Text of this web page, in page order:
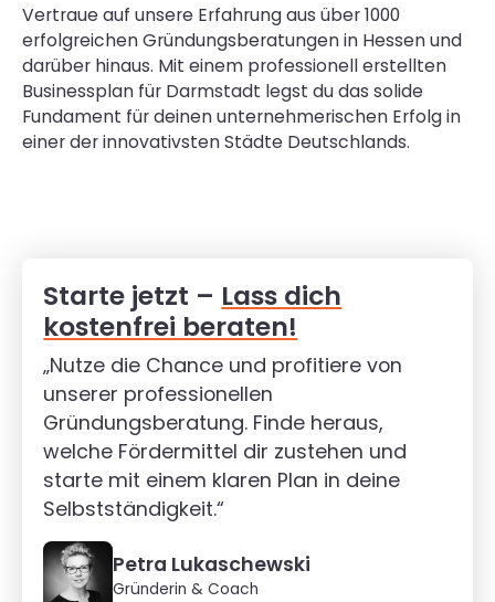
Vertraue auf unsere Erfahrung aus über 1000
erfolgreichen Gründungsberatungen in Hessen und
darüber hinaus. Mit einem professionell erstellten
Businessplan für Darmstadt legst du das solide
Fundament für deinen unternehmerischen Erfolg in
einer der innovativsten Städte Deutschlands.
Starte jetzt – Lass dich
kostenfrei beraten!
„Nutze die Chance und profitiere von
unserer professionellen
Gründungsberatung. Finde heraus,
welche Fördermittel dir zustehen und
starte mit einem klaren Plan in deine
Selbstständigkeit.“
Petra Lukaschewski
Gründerin & Coach